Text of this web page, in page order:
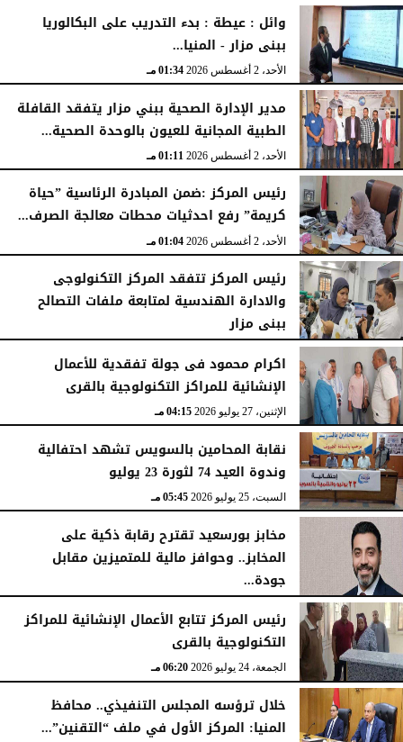
الإثنين، 3 أغسطس 2026
وائل : عيطة : بدء التدريب على البكالوريا
ببنى مزار - المنيا...
الأحد، 2 أغسطس 2026 01:34 مـ
مدير الإدارة الصحية ببني مزار يتفقد القافلة
الطبية المجانية للعيون بالوحدة الصحية...
الأحد، 2 أغسطس 2026 01:11 مـ
رئيس المركز :ضمن المبادرة الرئاسية ”حياة
كريمة” رفع احدثيات محطات معالجة الصرف...
الأحد، 2 أغسطس 2026 01:04 مـ
رئيس المركز تتفقد المركز التكنولوجى
والادارة الهندسية لمتابعة ملفات التصالح
ببنى مزار
الأربعاء، 29 يوليو 2026 02:03 مـ
اكرام محمود فى جولة تفقدية للأعمال
الإنشائية للمراكز التكنولوجية بالقرى
الإثنين، 27 يوليو 2026 04:15 مـ
نقابة المحامين بالسويس تشهد احتفالية
وندوة العيد 74 لثورة 23 يوليو
السبت، 25 يوليو 2026 05:45 مـ
مخابز بورسعيد تقترح رقابة ذكية على
المخابز.. وحوافز مالية للمتميزين مقابل
جودة...
السبت، 25 يوليو 2026 05:41 مـ
رئيس المركز تتابع الأعمال الإنشائية للمراكز
التكنولوجية بالقرى
الجمعة، 24 يوليو 2026 06:20 مـ
خلال ترؤسه المجلس التنفيذي.. محافظ
المنيا: المركز الأول في ملف “التقنين”...